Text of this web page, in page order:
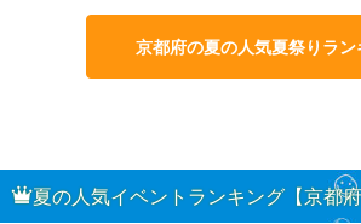
京都府の夏の人気夏祭りラン
夏の人気イベントランキング【京都府